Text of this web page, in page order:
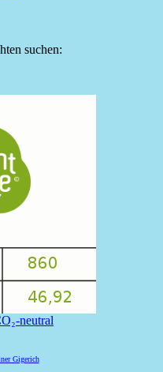
suchen:
neutral
Gigerich